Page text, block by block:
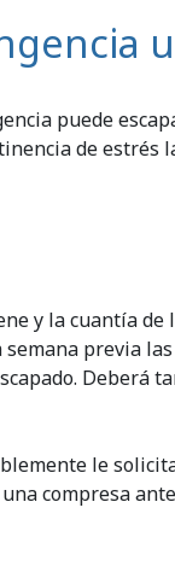
puede
de estrés
y la cuantía de
previa las
Deberá
le
compresa